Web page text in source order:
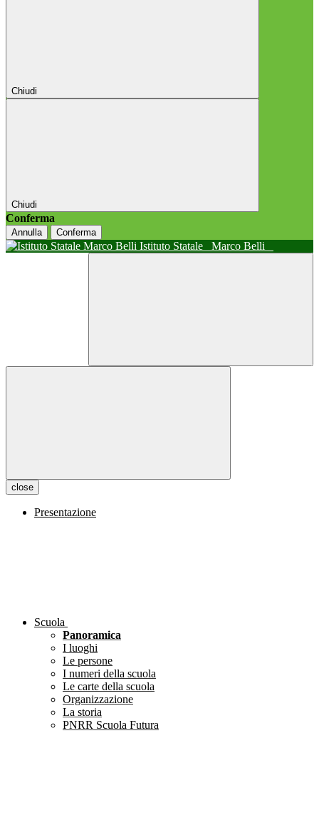
Chiudi
Chiudi
Conferma
Annulla Conferma
Istituto Statale Marco Belli
close
Presentazione
Scuola
Panoramica
I luoghi
Le persone
I numeri della scuola
Le carte della scuola
Organizzazione
La storia
PNRR Scuola Futura